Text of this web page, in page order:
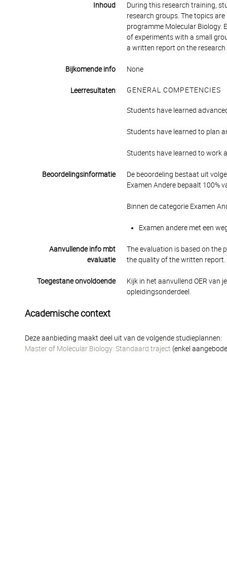
Inhoud
During this research training,
research groups. The topics
programme Molecular Biology.
of experiments with a small
a written report on the
Bijkomende info None
Leerresultaten GENERAL COMPETENCIES
Students have learned
Students have learned to plan
Students have learned to work
Beoordelingsinformatie
De beoordeling bestaat uit
Examen Andere bepaalt 100%
Binnen de categorie Examen
Examen andere met een
Aanvullende info mbt
evaluatie
The evaluation is based on the
the quality of the written report.
Toegestane onvoldoende
Kijk in het aanvullend OER van
opleidingsonderdeel.
Academische context
Deze aanbieding maakt deel uit van de volgende studieplannen:
Master of Molecular Biology: Standaard traject (enkel